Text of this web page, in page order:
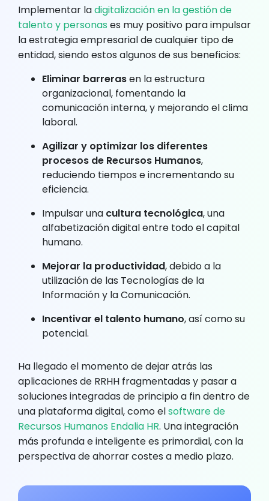
Implementar ladigitalización en la gestión de
talento y personas es muy positivo para impulsar
la estrategia empresarial de cualquier tipo de
entidad, siendo estos algunos de sus beneficios:
Eliminar barrerasen la estructura
organizacional, fomentando la
comunicación interna, y mejorando el clima
laboral.
Agilizar y optimizar los diferentes
procesos de Recursos Humanos,
reduciendo tiempos e incrementando su
eficiencia.
Impulsar una cultura tecnológica, una
alfabetización digital entre todo el capital
humano.
Mejorar la productividad, debido a la
utilización de las Tecnologías de la
Información y la Comunicación.
Incentivar el talento humano, así como su
potencial.
Ha llegado el momento de dejar atrás las
aplicaciones de RRHH fragmentadas y pasar a
soluciones integradas de principio a fin dentro de
una plataforma digital, como elsoftware de
Recursos Humanos Endalia HR. Una integración
más profunda e inteligente es primordial, con la
perspectiva de ahorrar costes a medio plazo.